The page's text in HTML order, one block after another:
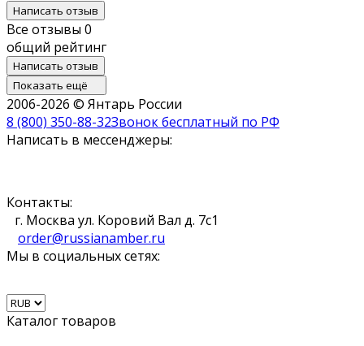
Написать отзыв
Все отзывы 0
общий рейтинг
Написать отзыв
Показать ещё
2006-2026 © Янтарь России
8 (800) 350-88-32Звонок бесплатный по РФ
Написать в мессенджеры:
Контакты:
г. Москва ул. Коровий Вал д. 7с1
order@russianamber.ru
Мы в социальных сетях:
Каталог товаров